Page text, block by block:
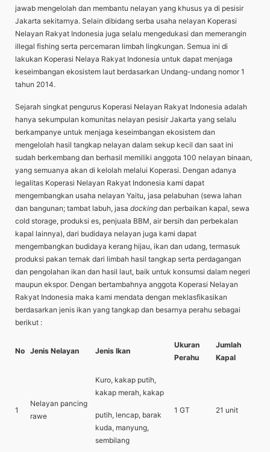
jawab mengelolah dan membantu nelayan yang khusus ya di pesisir
Jakarta sekitarnya. Selain dibidang serba usaha nelayan Koperasi
Nelayan Rakyat Indonesia juga selalu mengedukasi dan memerangin
illegal fishing serta percemaran limbah lingkungan. Semua ini di
lakukan Koperasi Nelaya Rakyat Indonesia untuk dapat menjaga
keseimbangan ekosistem laut berdasarkan Undang-undang nomor 1
tahun 2014.
Sejarah singkat pengurus Koperasi Nelayan Rakyat Indonesia adalah
hanya sekumpulan komunitas nelayan pesisir Jakarta yang selalu
berkampanye untuk menjaga keseimbangan ekosistem dan
mengelolah hasil tangkap nelayan dalam sekup kecil dan saat ini
sudah berkembang dan berhasil memiliki anggota 100 nelayan binaan,
yang semuanya akan di kelolah melalui Koperasi. Dengan adanya
legalitas Koperasi Nelayan Rakyat Indonesia kami dapat
mengembangkan usaha nelayan Yaitu, jasa pelabuhan (sewa lahan
dan bangunan; tambat labuh, jasa docking dan perbaikan kapal, sewa
cold storage, produksi es, penjuala BBM, air bersih dan perbekalan
kapal lainnya), dari budidaya nelayan juga kami dapat
mengembangkan budidaya kerang hijau, ikan dan udang, termasuk
produksi pakan ternak dari limbah hasil tangkap serta perdagangan
dan pengolahan ikan dan hasil laut, baik untuk konsumsi dalam negeri
maupun ekspor. Dengan bertambahnya anggota Koperasi Nelayan
Rakyat Indonesia maka kami mendata dengan meklasfikasikan
berdasarkan jenis ikan yang tangkap dan besarnya perahu sebagai
berikut :
No Jenis Nelayan Jenis Ikan
Ukuran
Perahu
Jumlah
Kapal
1
Nelayan pancing
rawe
Kuro, kakap putih,
kakap merah, kakap
putih, lencap, barak
kuda, manyung,
sembilang
1 GT 21 unit